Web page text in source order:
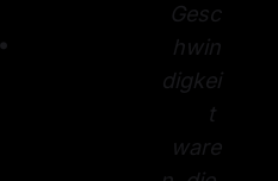
.
Gesc
hwin
digkei
t
ware